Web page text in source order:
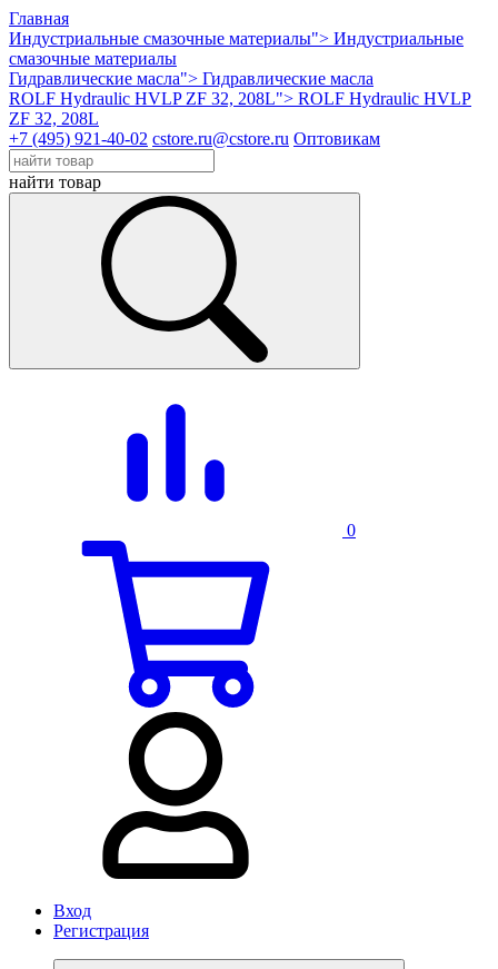
Главная
Индустриальные смазочные материалы"> Индустриальные
смазочные материалы
Гидравлические масла"> Гидравлические масла
ROLF Hydraulic HVLP ZF 32, 208L"> ROLF Hydraulic HVLP
ZF 32, 208L
+7 (495) 921-40-02 cstore.ru@cstore.ru Оптовикам
найти товар
0
Вход
Регистрация